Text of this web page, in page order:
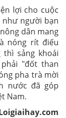
lợi cho cuộc
như người bạn
dân mang
nóng rít điếu
sảng khoái
"đốt than
pha trà mời
nước đã góp
Nam.